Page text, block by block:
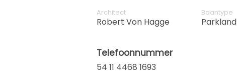
Architect
Robert Von Hagge
Baantype
Parkland
Telefoonnummer
54 11 4468 1693